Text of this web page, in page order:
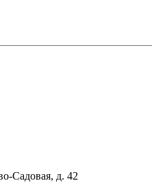
Садовая, д. 42